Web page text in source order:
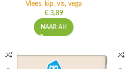
Vlees, kip, vis, vega
€3,89
NAAR AH